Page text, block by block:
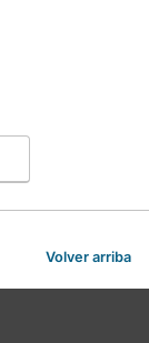
Volver arriba